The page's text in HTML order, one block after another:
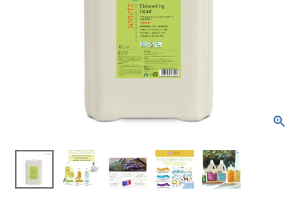
カテゴリーから探す
美容・コスメ・香水